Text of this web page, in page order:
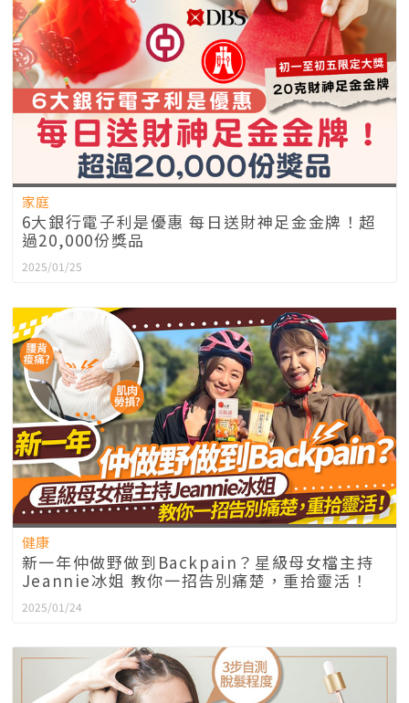
家庭
6大銀行電子利是優惠 每日送財神足金金牌！超
過20,000份獎品
2025/01/25
健康
新一年仲做野做到Backpain？星級母女檔主持
Jeannie冰姐 教你一招告別痛楚，重拾靈活！
2025/01/24